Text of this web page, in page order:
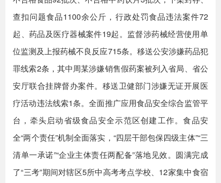
查扣问题食品1100余公斤，行政处罚食品违法案件72
起、药品及医疗器械案件19起。监督涉药械经营使用单
位监测及上报药械不良反应715条。移送公安涉嫌药品犯
罪线索2条，其中周某涉嫌销售假药案被列入省局、省公
安厅联合挂牌督办案件。移送卫健部门涉嫌无证开展医
疗活动违法线索1条。全面推广应用食品安全综合监管平
台，牵头启动省级食品安全示范区创建工作。食品安
全“两个责任”机制全面落实，“四层干部包保四级主体”“三
清单一承诺”“企业主体责任两配备”落地见效。圆满完成
了“三考”期间对辖区5所中高考考点学校、12家集中食宿